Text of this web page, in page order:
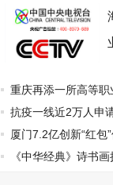
重庆再添一所高等
学院抗疫一线近2万人申
厦门7.2亿创新“红包
《中华经典》诗书